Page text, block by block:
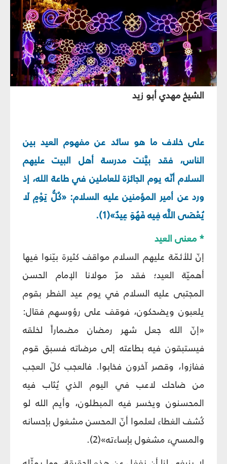
الشيخ مهدي أبو زيد
على خلاف ما هو سائد عن مفهوم العيد بين
الناس، فقد بيَّنت مدرسة أهل البيت عليهم
السلام أنّه يوم الجائزة للعاملين في طاعة الله، إذ
ورد عن أمير المؤمنين عليه السلام: «كُلُّ يَوْمٍ لَا
يُعْصَى اللَّه فِيه فَهُوَ عِيدٌ»(1).
* معنى العيد
إنّ للأئمّة عليهم السلام مواقف كثيرة بيّنوا فيها
أهميّة العيد؛ فقد مرّ مولانا الإمام الحسن
المجتبى عليه السلام في يوم عيد الفطر بقوم
يلعبون ويضحكون، فوقف على رؤوسهم فقال:
«إنّ الله جعل شهر رمضان مضماراً لخلقه
فيستبقون فيه بطاعته إلى مرضاته فسبق قوم
ففازوا، وقصر آخرون فخابوا. فالعجب كلّ العجب
من ضاحك لاعب في اليوم الذي يُثاب فيه
المحسنون ويخسر فيه المبطلون، وأيم الله لو
كُشف الغطاء لعلموا أنّ المحسن مشغول بإحسانه
والمسيء مشغول بإساءته»(2).